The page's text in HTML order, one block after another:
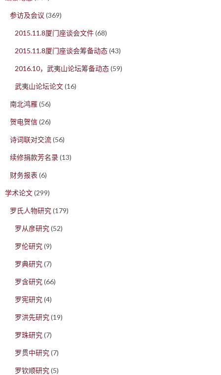
参访及会议 (369)
2015.11.8厦门座谈会文件(68)
2015.11.8厦门座谈会筹备动态(43)
2016.10，武夷山论坛筹备动态(59)
武夷山论坛论文(16)
南北鸿雁(56)
贺电贺信(26)
诗词联对交流(56)
续修捐款芳名录(13)
财务报表 (6)
学术论文(299)
罗氏人物研究(179)
罗从彦研究(52)
罗伦研究(9)
罗典研究(7)
罗含研究(66)
罗宪研究(4)
罗洪先研究(19)
罗珠研究(7)
罗贯中研究(7)
罗钦顺研究(5)